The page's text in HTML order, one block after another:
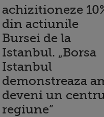
achizitioneze
din actiunile
Bursei de la
Istanbul. „Borsa
Istanbul
demonstreaza
deveni un
regiune”